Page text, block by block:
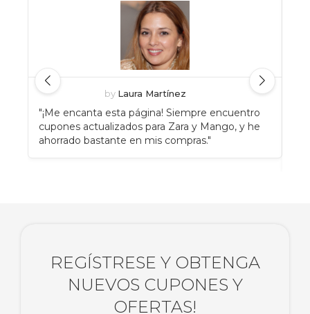
by Laura Martínez
"¡Me encanta esta página! Siempre encuentro
cupones actualizados para Zara y Mango, y he
ahorrado bastante en mis compras."
REGÍSTRESE Y OBTENGA
NUEVOS CUPONES Y
OFERTAS!